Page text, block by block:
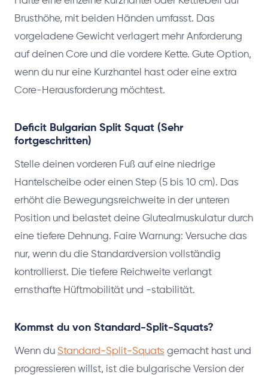
Brusthöhe, mit beiden Händen umfasst. Das
vorgeladene Gewicht verlagert mehr Anforderung
auf deinen Core und die vordere Kette. Gute Option,
wenn du nur eine Kurzhantel hast oder eine extra
Core-Herausforderung möchtest.
Deficit Bulgarian Split Squat (Sehr
fortgeschritten)
Stelle deinen vorderen Fuß auf eine niedrige
Hantelscheibe oder einen Step (5 bis 10 cm). Das
erhöht die Bewegungsreichweite in der unteren
Position und belastet deine Glutealmuskulatur durch
eine tiefere Dehnung. Faire Warnung: Versuche das
nur, wenn du die Standardversion vollständig
kontrollierst. Die tiefere Reichweite verlangt
ernsthafte Hüftmobilität und -stabilität.
Kommst du von Standard-Split-Squats?
Wenn du Standard-Split-Squats gemacht hast und
progressieren willst, ist die bulgarische Version der